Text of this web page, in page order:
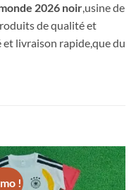
2026 noir,usine de
de qualité et
et livraison rapide,que du
!